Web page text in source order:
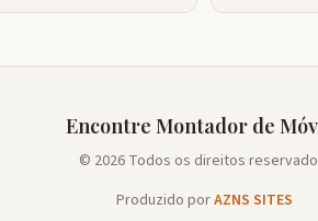
Encontre Montador de
© 2026 Todos os direitos
Produzido porAZNS SITES